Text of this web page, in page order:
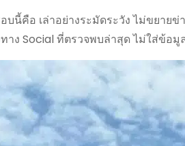
บนี้คือ เล่าอย่างระมัดระวัง ไม่ขยา
าง Social ที่ตรวจพบล่าสุด ไม่ใส่ข้อมู